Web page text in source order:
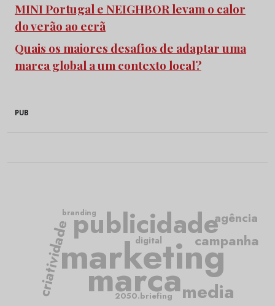
MINI Portugal e NEIGHBOR levam o calor
do verão ao ecrã
Quais os maiores desafios de adaptar uma
marca global a um contexto local?
PUB
marketing
publicidade
marca
criatividade campanha
media
agência
digital
2050.briefing
branding